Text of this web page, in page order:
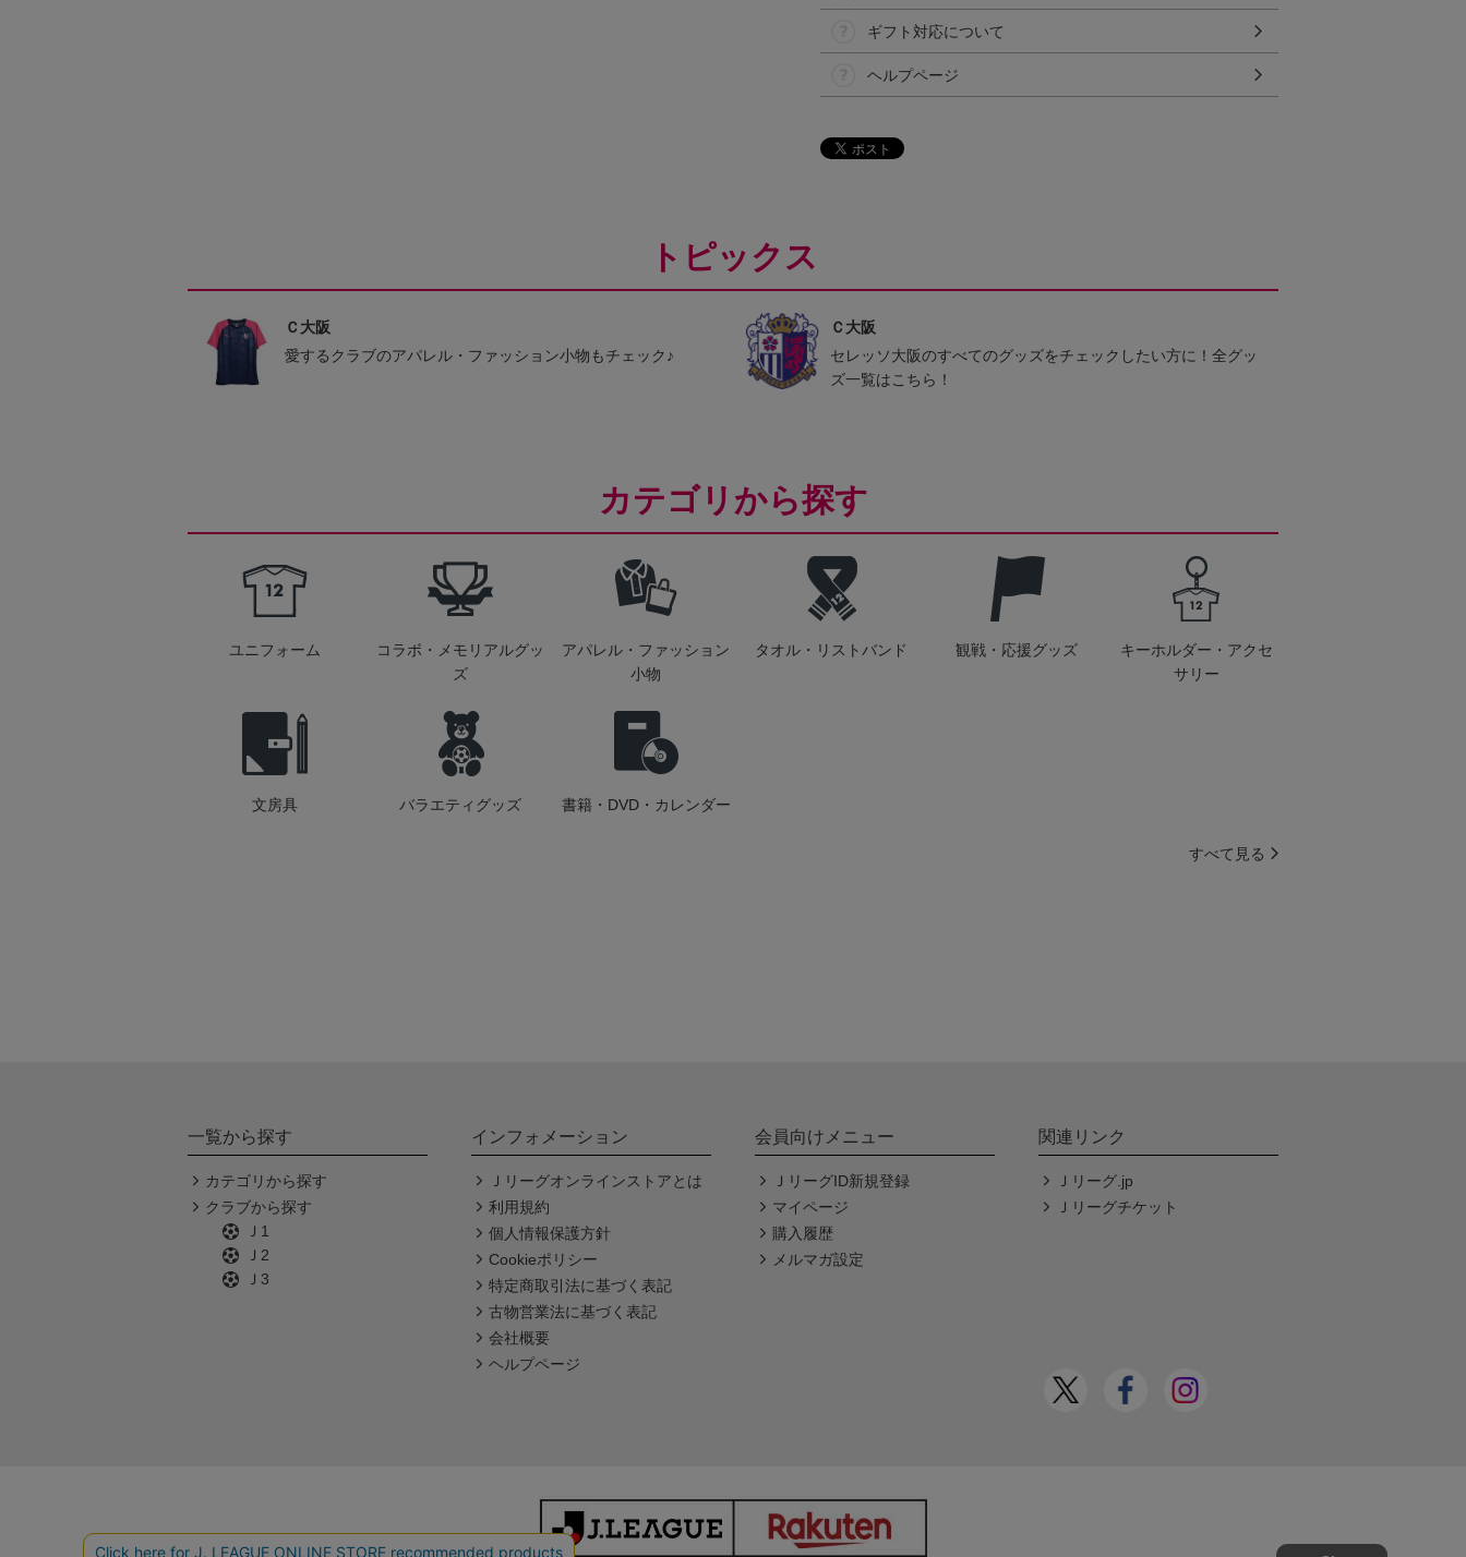
ギフト対応について
ヘルプページ
トピックス
Ｃ大阪
愛するクラブのアパレル・ファッション小物もチェック♪
Ｃ大阪
セレッソ大阪のすべてのグッズをチェックしたい方に！全グッ
ズ一覧はこちら！
カテゴリから探す
ユニフォーム
コラボ・メモリアルグッ
ズ
アパレル・ファッション
小物
タオル・リストバンド 観戦・応援グッズ
キーホルダー・アクセ
サリー
文房具 バラエティグッズ 書籍・DVD・カレンダー
すべて見る
一覧から探す
カテゴリから探す
クラブから探す
Ｊ1
Ｊ2
Ｊ3
インフォメーション
Ｊリーグオンラインストアとは
利用規約
個人情報保護方針
Cookieポリシー
特定商取引法に基づく表記
古物営業法に基づく表記
会社概要
ヘルプページ
会員向けメニュー
ＪリーグID新規登録
マイページ
購入履歴
メルマガ設定
関連リンク
Ｊリーグ.jp
Ｊリーグチケット